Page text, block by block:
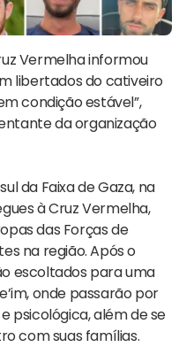
Vermelha informou
libertados do cativeiro
condição estável”,
da organização
da Faixa de Gaza, na
à Cruz Vermelha,
das Forças de
na região. Após o
escoltados para uma
onde passarão por
psicológica, além de se
com suas famílias.